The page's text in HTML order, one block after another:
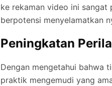
ke rekaman video ini sangat
berpotensi menyelamatkan
Peningkatan
Dengan mengetahui bahwa
praktik mengemudi yang